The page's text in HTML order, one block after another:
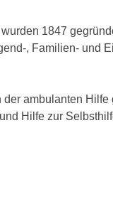
1847
, Familien- und
ambulanten Hilfe
Hilfe zur